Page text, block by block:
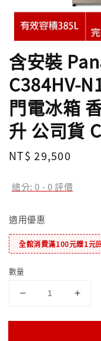
含安裝
C384HV-
門電冰箱
升 公司貨
Regular
NT$ 29,500
總分:0 -0評價
適用優惠
全館消費滿100元贈1元
數量